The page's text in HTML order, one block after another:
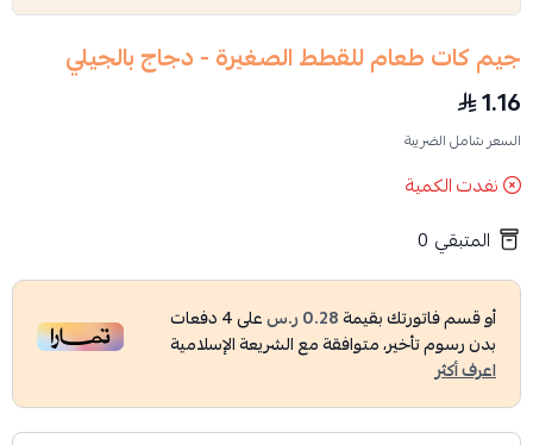
جيم كات طعام للقطط الصغيرة - دجاج بالجيلي
1.16
السعر شامل الضريبة
نفدت الكمية
المتبقي 0
أو قسم فاتورتك بقيمة0.28 ر.س على4دفعات
بدون رسوم تأخير، متوافقة مع الشريعة الإسلامية
اعرف أكثر